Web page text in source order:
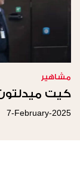
مشاهير
كيت
7-February-2025